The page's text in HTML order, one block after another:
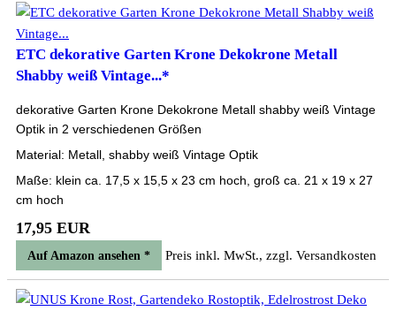
ETC dekorative Garten Krone Dekokrone Metall
Shabby weiß Vintage...*
dekorative Garten Krone Dekokrone Metall shabby weiß Vintage
Optik in 2 verschiedenen Größen
Material: Metall, shabby weiß Vintage Optik
Maße: klein ca. 17,5 x 15,5 x 23 cm hoch, groß ca. 21 x 19 x 27
cm hoch
17,95 EUR
Auf Amazon ansehen * Preis inkl. MwSt., zzgl. Versandkosten